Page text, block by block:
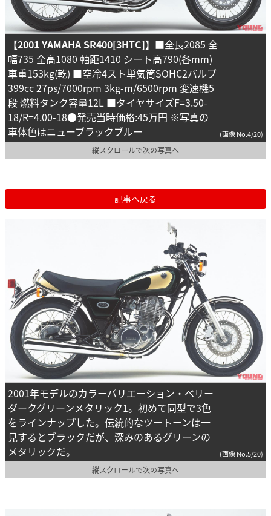
【2001 YAMAHA SR400[3HTC]】 ■全長2085 全
幅735 全高1080 軸距1410 シート高790(各mm)
車重153kg(乾) ■空冷4スト単気筒SOHC2バルブ
399cc 27ps/7000rpm 3kg-m/6500rpm 変速機5
段 燃料タンク容量12L ■タイヤサイズF=3.50-
18/R=4.00-18●発売当時価格:45万円 ※写真の
車体色はニューブラックブルー
(画像 No.4/20)
縦スクロールで次の写真へ
記事へ戻る
2001年モデルのカラーバリエーション・ベリー
ダークグリーンメタリック1。初めて同型で3色
をラインナップした。伝統的なツートーンは一
見するとブラックだが、深みのあるグリーンの
メタリックだ。
(画像 No.5/20)
縦スクロールで次の写真へ